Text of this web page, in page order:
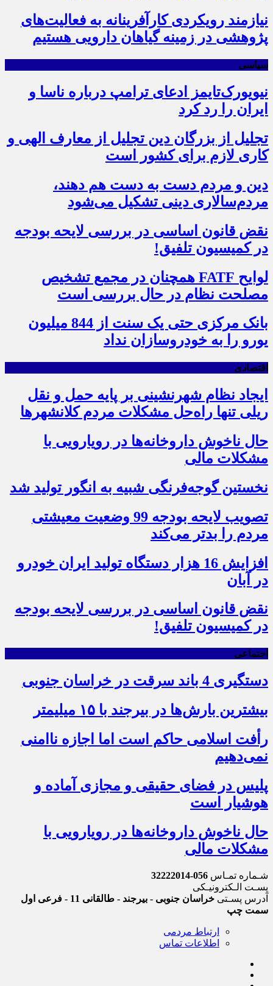
نیازمند رویکردی کارآفرینانه به فعالیت‌های
پژوهشی در زمینه گیاهان دارویی هستیم
سیاسی
نیویورک‌تایمز ادعای ترامپ درباره ناسا و
ایران را رد کرد
تجلیل از بزرگان دین تجلیل از معارف الهی و
کاری لازم برای کشور است
دین و مردم دست به‌ دست هم دهند،
مردم‌سالاری دینی تشکیل می‌شود
نقض قانون اساسی در بررسی لایحه بودجه
در کمیسیون تلفیق!
لوایح FATF همچنان در مجمع تشخیص
مصلحت نظام در حال بررسی است
بانک مرکزی حتی یک سنت از 844 میلیون
یورو را به خودروسازان نداد
اقتصادی
ایجاد نظام شهرنشینی بر پایه حمل و نقل
ریلی تنها راه‌حل مشکلات مردم کلانشهرها
حال ناخوش داروخانه‌ها در رویارویی با
مشکلات مالی
نخستین گوجه‌فرنگی شبیه به انگور تولید شد
تصویب لایحه بودجه 99 وضعیت معیشتی
مردم را بدتر می‌کند
افزایش 16 هزار دستگاه تولید ایران خودرو
در آبان
نقض قانون اساسی در بررسی لایحه بودجه
در کمیسیون تلفیق!
اجتماعی
دستگیری 4 باند سرقت در خراسان جنوبی
بیشترین بارش‌ها در بیرجند با ۱۵ میلیمتر
رأفت اسلامی حاکم است اما اجازه ناامنی
نمی‌دهیم
پلیس در فضای حقیقی و مجازی آماده و
هوشیار است
حال ناخوش داروخانه‌ها در رویارویی با
مشکلات مالی
شـماره تمـاس 056-32222014
پسـت الـکترونیـکی
آدرس پسـتی
خراسان جنوبی - بیرجند - طالقانی 11 - فرعی اول
سمت چپ
ارتباط مردمی
اطلاعات تماس